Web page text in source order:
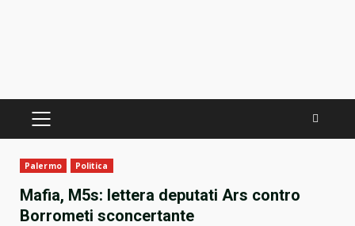
PRIMÄRES
MENÜ
Palermo Politica
Mafia, M5s: lettera deputati Ars contro
Borrometi sconcertante